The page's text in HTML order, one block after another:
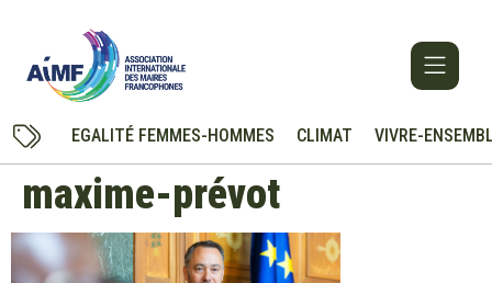
EGALITÉ FEMMES-HOMMES CLIMAT VIVRE-
maxime-prévot